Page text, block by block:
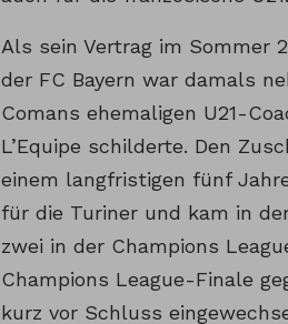
Als sein Vertrag im Sommer
der FC Bayern war damals
Comans ehemaligen U21-
L’Equipe schilderte. Den
einem langfristigen fünf
für die Turiner und kam in
zwei in der Champions
Champions League-Finale
kurz vor Schluss